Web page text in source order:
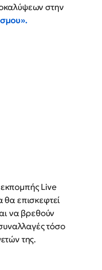
στην
Live
θα επισκεφτεί
να βρεθούν
τόσο
της.